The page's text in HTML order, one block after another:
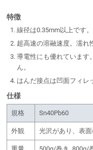
特徴
線径は0.35mm以上です。
超高速の溶融速度。濡れ
導電性にも優れています
ん。
はんだ接点は凹面フィレ
仕様
規格 Sn40Pb60
外観 光沢があり、表